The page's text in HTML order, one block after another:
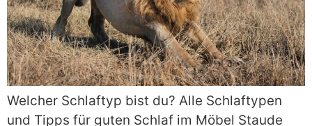
Welcher Schlaftyp bist du? Alle Schlaftypen
und Tipps für guten Schlaf im Möbel Staude